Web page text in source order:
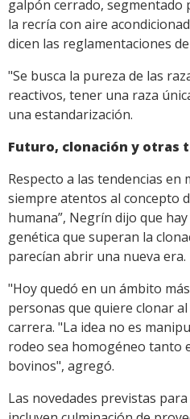
galpón cerrado, segmentado
la recría con aire
dicen las reglamentaciones
"Se busca la pureza de las
reactivos, tener una raza
una estandarización.
Futuro, clonación y otras
Respecto a las tendencias en
siempre atentos al concepto
humana”, Negrín dijo que
genética que superan la
parecían abrir una nueva era.
"Hoy quedó en un ámbito
personas que quiere clonar
carrera. "La idea no es
rodeo sea homogéneo tanto
bovinos", agregó.
Las novedades previstas